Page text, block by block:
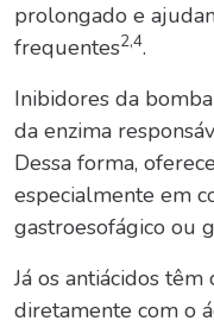
prolongado e
frequentes2,4.
Inibidores da
da enzima
Dessa forma,
especialmente em
gastroesofágico ou
Já os antiácidos
diretamente com o